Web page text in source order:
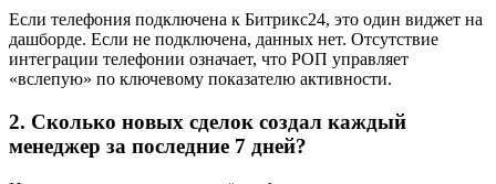
Если телефония подключена к Битрикс24, это один виджет на
дашборде. Если не подключена, данных нет. Отсутствие
интеграции телефонии означает, что РОП управляет
«вслепую» по ключевому показателю активности.
2. Сколько новых сделок создал каждый
менеджер за последние 7 дней?